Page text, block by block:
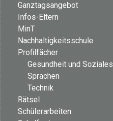
Ganztagsangebot
Infos-Eltern
MinT
Nachhaltigkeitsschule
Profilfächer
Gesundheit und Soziales
Sprachen
Technik
Rätsel
Schülerarbeiten